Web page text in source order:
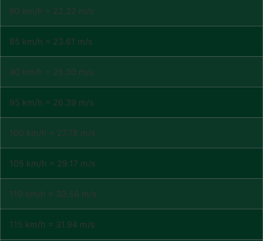
80 km/h = 22.22 m/s
85 km/h = 23.61 m/s
90 km/h = 25.00 m/s
95 km/h = 26.39 m/s
100 km/h = 27.78 m/s
105 km/h = 29.17 m/s
110 km/h = 30.56 m/s
115 km/h = 31.94 m/s